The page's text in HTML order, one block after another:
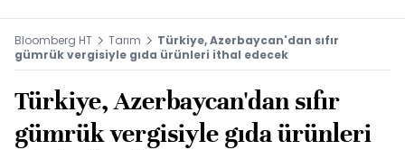
Bloomberg HT Tarım
Türkiye, Azerbaycan'dan sıfır
gümrük vergisiyle gıda ürünleri ithal edecek
Türkiye, Azerbaycan'dan sıfır
gümrük vergisiyle gıda ürünleri